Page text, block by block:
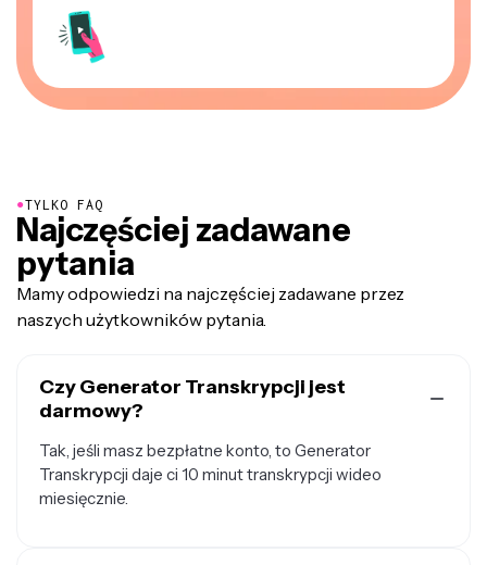
●TYLKO FAQ
Najczęściej zadawane
pytania
Mamy odpowiedzi na najczęściej zadawane przez
naszych użytkowników pytania.
Czy Generator Transkrypcji jest
darmowy?
Tak, jeśli masz bezpłatne konto, to Generator
Transkrypcji daje ci 10 minut transkrypcji wideo
miesięcznie.